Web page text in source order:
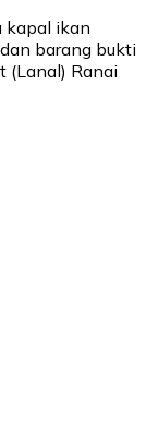
kapal ikan
barang bukti
(Lanal) Ranai